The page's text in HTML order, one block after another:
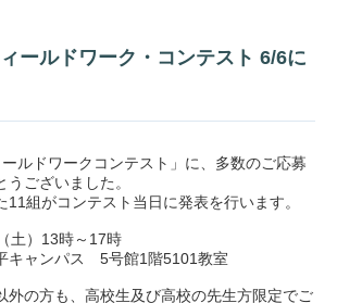
ールドワーク・コンテスト 6/6に
ールドワークコンテスト」に、多数のご応募
ございました。
11組がコンテスト当日に発表を行います。
土）13時～17時
キャンパス 5号館1階5101教室
外の方も、高校生及び高校の先生方限定でご